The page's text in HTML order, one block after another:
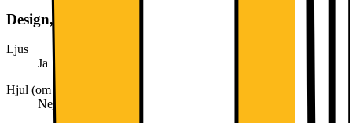
Design, form och placering
Ljus
Ja
Hjul (om toppmatad)
Nej